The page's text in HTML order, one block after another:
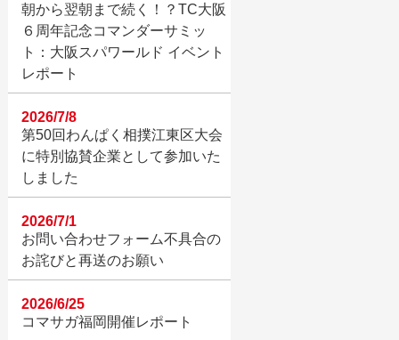
朝から翌朝まで続く！？TC大阪
６周年記念コマンダーサミッ
ト：大阪スパワールド イベント
レポート
第50回わんぱく相撲江東区大会
に特別協賛企業として参加いた
しました
2026/7/8
お問い合わせフォーム不具合の
お詫びと再送のお願い
2026/7/1
コマサガ福岡開催レポート
2026/6/25